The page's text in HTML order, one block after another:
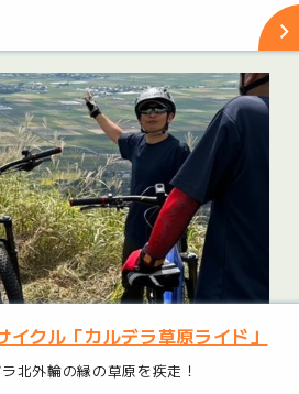
イクル「カルデラ草原ライド」
北外輪の縁の草原を疾走！